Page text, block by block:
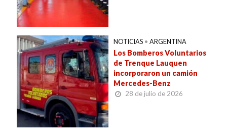
NOTICIAS • ARGENTINA
Los Bomberos Voluntarios
de Trenque Lauquen
incorporaron un camión
Mercedes-Benz
28 de julio de 2026